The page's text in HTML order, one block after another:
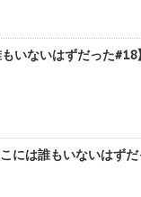
いないはずだった
には誰もいないはず